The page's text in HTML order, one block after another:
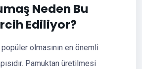
Neden Bu
Ediliyor?
olmasının en önemli
Pamuktan üretilmesi